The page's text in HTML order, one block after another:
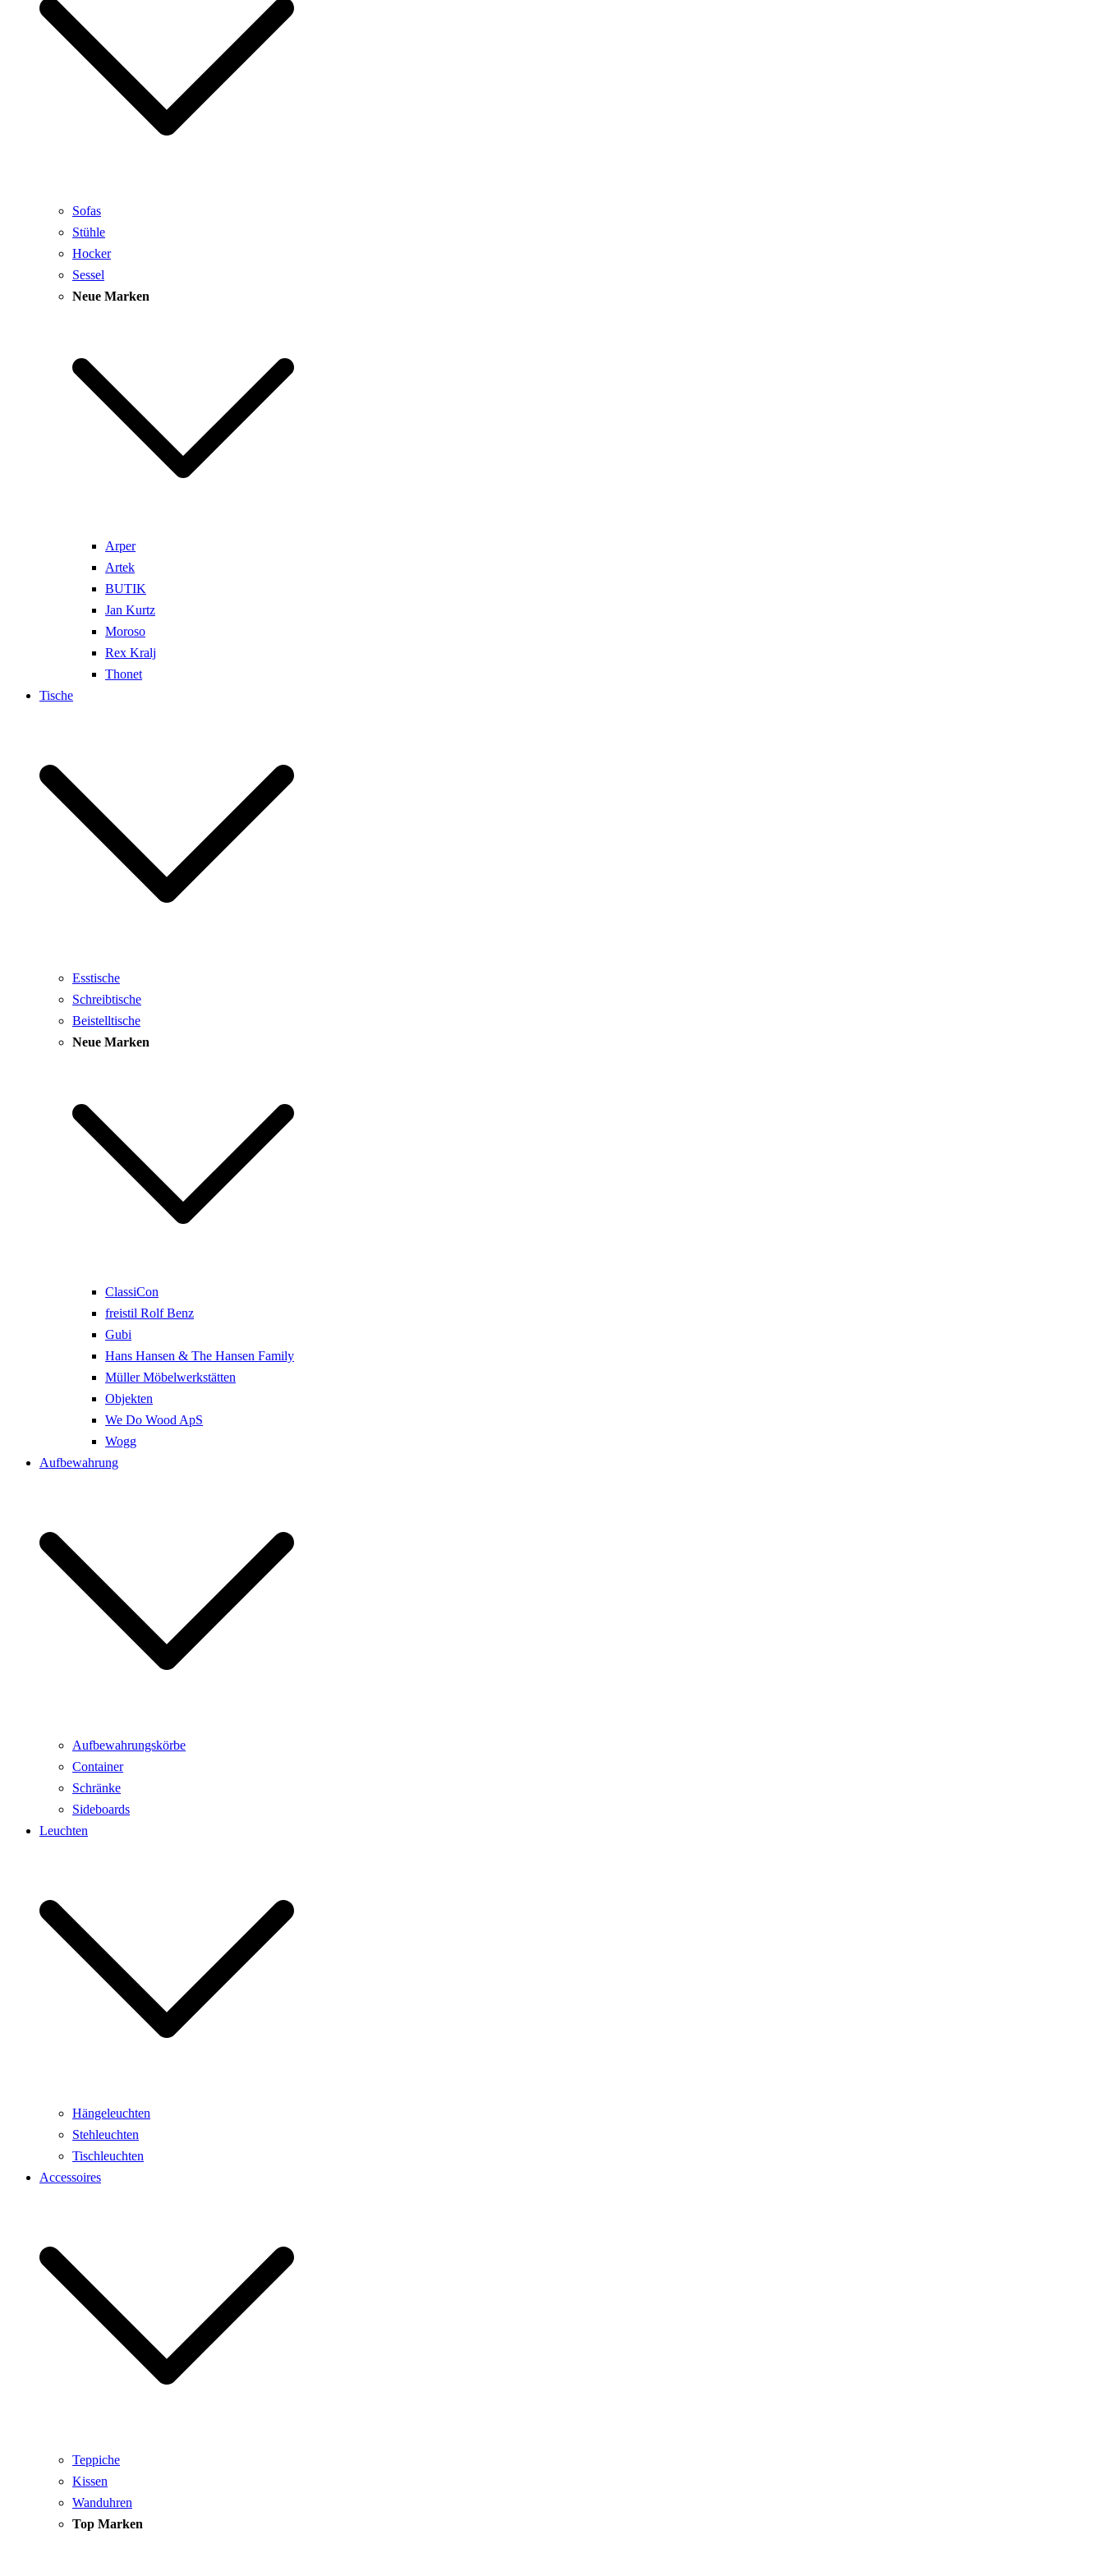
Sofas
Stühle
Hocker
Sessel
Neue Marken
Arper
Artek
BUTIK
Jan Kurtz
Moroso
Rex Kralj
Thonet
Tische
Esstische
Schreibtische
Beistelltische
Neue Marken
ClassiCon
freistil Rolf Benz
Gubi
Hans Hansen & The Hansen Family
Müller Möbelwerkstätten
Objekten
We Do Wood ApS
Wogg
Aufbewahrung
Aufbewahrungskörbe
Container
Schränke
Sideboards
Leuchten
Hängeleuchten
Stehleuchten
Tischleuchten
Accessoires
Teppiche
Kissen
Wanduhren
Top Marken